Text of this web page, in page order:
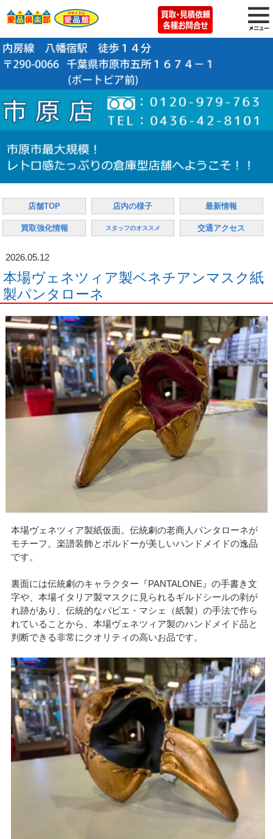
店舗TOP 店内の様子 最新情報
買取強化情報 スタッフのオススメ 交通アクセス
2026.05.12
本場ヴェネツィア製ベネチアンマスク紙
製パンタローネ
本場ヴェネツィア製紙仮面。伝統劇の老商人パンタローネが
モチーフ。楽譜装飾とボルドーが美しいハンドメイドの逸品
です。
裏面には伝統劇のキャラクター『PANTALONE』の手書き文
字や、本場イタリア製マスクに見られるギルドシールの剥が
れ跡があり、伝統的なパピエ・マシェ（紙製）の手法で作ら
れていることから、本場ヴェネツィア製のハンドメイド品と
判断できる非常にクオリティの高いお品です。